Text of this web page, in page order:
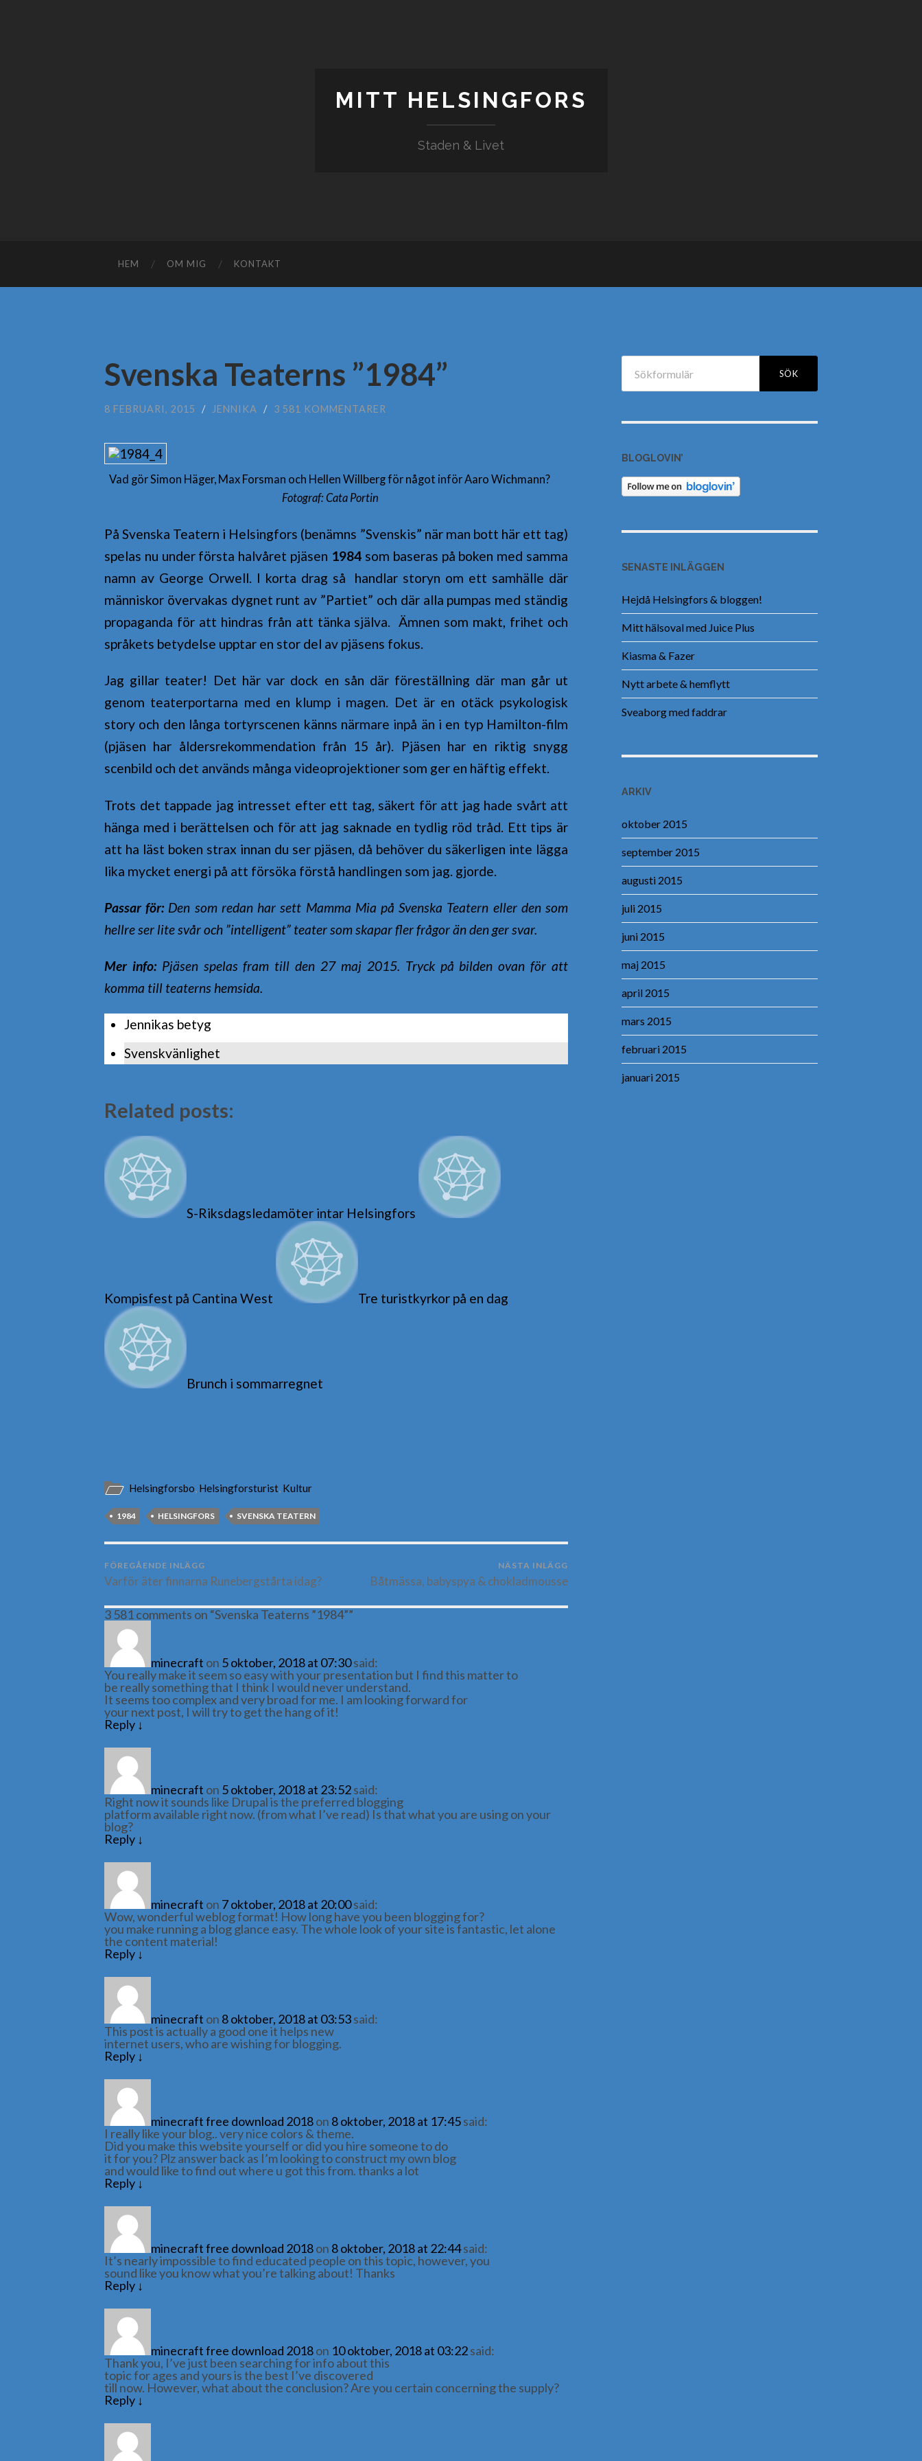
MITT HELSINGFORS
Staden & Livet
HEM OM MIG KONTAKT
Svenska Teaterns ”1984”
8 FEBRUARI, 2015 / JENNIKA / 3 581 KOMMENTARER
Vad gör Simon Häger, Max Forsman och Hellen Willberg för något inför Aaro Wichmann?
Fotograf: Cata Portin
På Svenska Teatern i Helsingfors (benämns ”Svenskis” när man bott här ett tag)
spelas nu under första halvåret pjäsen 1984 som baseras på boken med samma
namn av George Orwell. I korta drag så handlar storyn om ett samhälle där
människor övervakas dygnet runt av ”Partiet” och där alla pumpas med ständig
propaganda för att hindras från att tänka själva. Ämnen som makt, frihet och
språkets betydelse upptar en stor del av pjäsens fokus.
Jag gillar teater! Det här var dock en sån där föreställning där man går ut
genom teaterportarna med en klump i magen. Det är en otäck psykologisk
story och den långa tortyrscenen känns närmare inpå än i en typ Hamilton-film
(pjäsen har åldersrekommendation från 15 år). Pjäsen har en riktig snygg
scenbild och det används många videoprojektioner som ger en häftig effekt.
Trots det tappade jag intresset efter ett tag, säkert för att jag hade svårt att
hänga med i berättelsen och för att jag saknade en tydlig röd tråd. Ett tips är
att ha läst boken strax innan du ser pjäsen, då behöver du säkerligen inte lägga
lika mycket energi på att försöka förstå handlingen som jag. gjorde.
Passar för:Den som redan har sett Mamma Mia på Svenska Teatern eller den som
hellre ser lite svår och ”intelligent” teater som skapar fler frågor än den ger svar.
Mer info:Pjäsen spelas fram till den 27 maj 2015. Tryck på bilden ovan för att
komma till teaterns hemsida.
Jennikas betyg
Svenskvänlighet
Related posts:
S-Riksdagsledamöter intar Helsingfors
Kompisfest på Cantina West Tre turistkyrkor på en dag
Brunch i sommarregnet
Helsingforsbo, Helsingforsturist, Kultur
1984 HELSINGFORS SVENSKA TEATERN
FÖREGÅENDE INLÄGG
Varför äter finnarna Runebergstårta idag?
NÄSTA INLÄGG
Båtmässa, babyspya & chokladmousse
3 581 comments on “Svenska Teaterns ”1984””
minecraft on 5 oktober, 2018 at 07:30said:
You really make it seem so easy with your presentation but I find this matter to
be really something that I think I would never understand.
It seems too complex and very broad for me. I am looking forward for
your next post, I will try to get the hang of it!
Reply ↓
minecraft on 5 oktober, 2018 at 23:52said:
Right now it sounds like Drupal is the preferred blogging
platform available right now. (from what I’ve read) Is that what you are using on your
blog?
Reply ↓
minecraft on 7 oktober, 2018 at 20:00said:
Wow, wonderful weblog format! How long have you been blogging for?
you make running a blog glance easy. The whole look of your site is fantastic, let alone
the content material!
Reply ↓
minecraft on 8 oktober, 2018 at 03:53said:
This post is actually a good one it helps new
internet users, who are wishing for blogging.
Reply ↓
minecraft free download 2018on 8 oktober, 2018 at 17:45said:
I really like your blog.. very nice colors & theme.
Did you make this website yourself or did you hire someone to do
it for you? Plz answer back as I’m looking to construct my own blog
and would like to find out where u got this from. thanks a lot
Reply ↓
minecraft free download 2018on 8 oktober, 2018 at 22:44said:
It’s nearly impossible to find educated people on this topic, however, you
sound like you know what you’re talking about! Thanks
Reply ↓
minecraft free download 2018on 10 oktober, 2018 at 03:22said:
Thank you, I’ve just been searching for info about this
topic for ages and yours is the best I’ve discovered
till now. However, what about the conclusion? Are you certain concerning the supply?
Reply ↓
BLOGLOVIN’
SENASTE INLÄGGEN
Hejdå Helsingfors & bloggen!
Mitt hälsoval med Juice Plus
Kiasma & Fazer
Nytt arbete & hemflytt
Sveaborg med faddrar
ARKIV
oktober 2015
september 2015
augusti 2015
juli 2015
juni 2015
maj 2015
april 2015
mars 2015
februari 2015
januari 2015